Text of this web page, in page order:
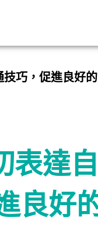
巧，促進良好的
表達
良好